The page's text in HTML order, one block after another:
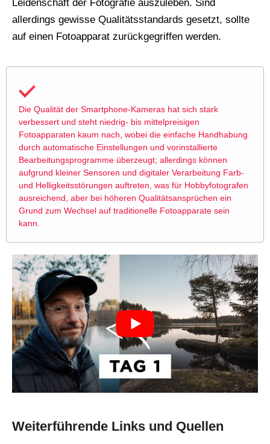
Leidenschaft der Fotografie auszuleben. Sind
allerdings gewisse Qualitätsstandards gesetzt, sollte
auf einen Fotoapparat zurückgegriffen werden.
Die Qualität der Smartphone-Kameras hat sich stark
verbessert und steht niedrig- bis mittelpreisigen
Fotoapparaten kaum nach, wobei die einfache Handhabung
durch automatische Einstellungen und vorinstallierte
Bearbeitungsprogramme überzeugt; allerdings können
aufgrund kleiner Sensoren und digitaler Verarbeitung Farb-
und Helligkeitsstörungen auftreten, was für Hobbyfotografen
ausreichend, aber bei höheren Qualitätsansprüchen ein
Grund zum Wechsel auf traditionelle Fotoapparate sein
kann.
Weiterführende Links und Quellen